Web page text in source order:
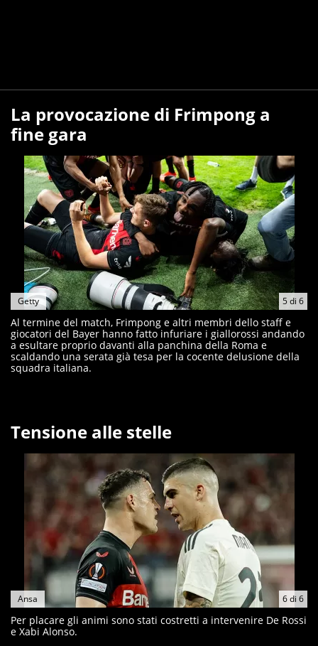
La provocazione di Frimpong a
fine gara
5di 6
Getty
Al termine del match, Frimpong e altri membri dello staff e
giocatori del Bayer hanno fatto infuriare i giallorossi andando
a esultare proprio davanti alla panchina della Roma e
scaldando una serata già tesa per la cocente delusione della
squadra italiana.
Tensione alle stelle
6di 6
Ansa
Per placare gli animi sono stati costretti a intervenire De Rossi
e Xabi Alonso.